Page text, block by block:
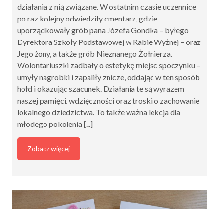
działania z nią związane. W ostatnim czasie uczennice
po raz kolejny odwiedziły cmentarz, gdzie
uporządkowały grób pana Józefa Gondka – byłego
Dyrektora Szkoły Podstawowej w Rabie Wyżnej – oraz
Jego żony, a także grób Nieznanego Żołnierza.
Wolontariuszki zadbały o estetykę miejsc spoczynku –
umyły nagrobki i zapaliły znicze, oddając w ten sposób
hołd i okazując szacunek. Działania te są wyrazem
naszej pamięci, wdzięczności oraz troski o zachowanie
lokalnego dziedzictwa. To także ważna lekcja dla
młodego pokolenia [...]
Zobacz więcej